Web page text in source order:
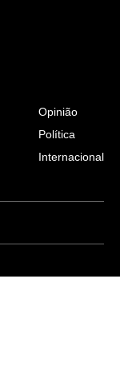
Opinião
Política
Internacional